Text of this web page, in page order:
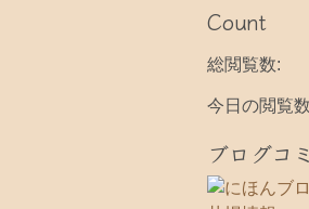
カ
ブ
Count
総閲覧数:
今日の閲覧
ブログコ